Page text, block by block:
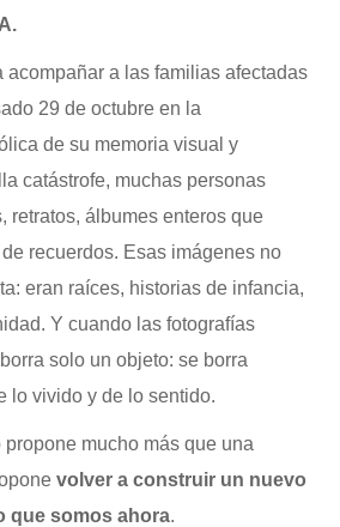
acompañar a las familias afectadas
29 de octubre en la
de su memoria visual y
catástrofe, muchas personas
retratos, álbumes enteros que
recuerdos. Esas imágenes no
eran raíces, historias de infancia,
Y cuando las fotografías
solo un objeto: se borra
lo vivido y de lo sentido.
propone mucho más que una
volver a construir un nuevo
que somos ahora.